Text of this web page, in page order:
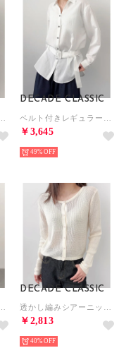
DECADE CLASSIC
￥3,645
49%
DECADE CLASSIC
￥2,813
40%